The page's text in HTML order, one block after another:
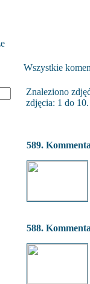
Wszystkie
Znaleziono
zdjęcia: 1 do 10.
589.
588.